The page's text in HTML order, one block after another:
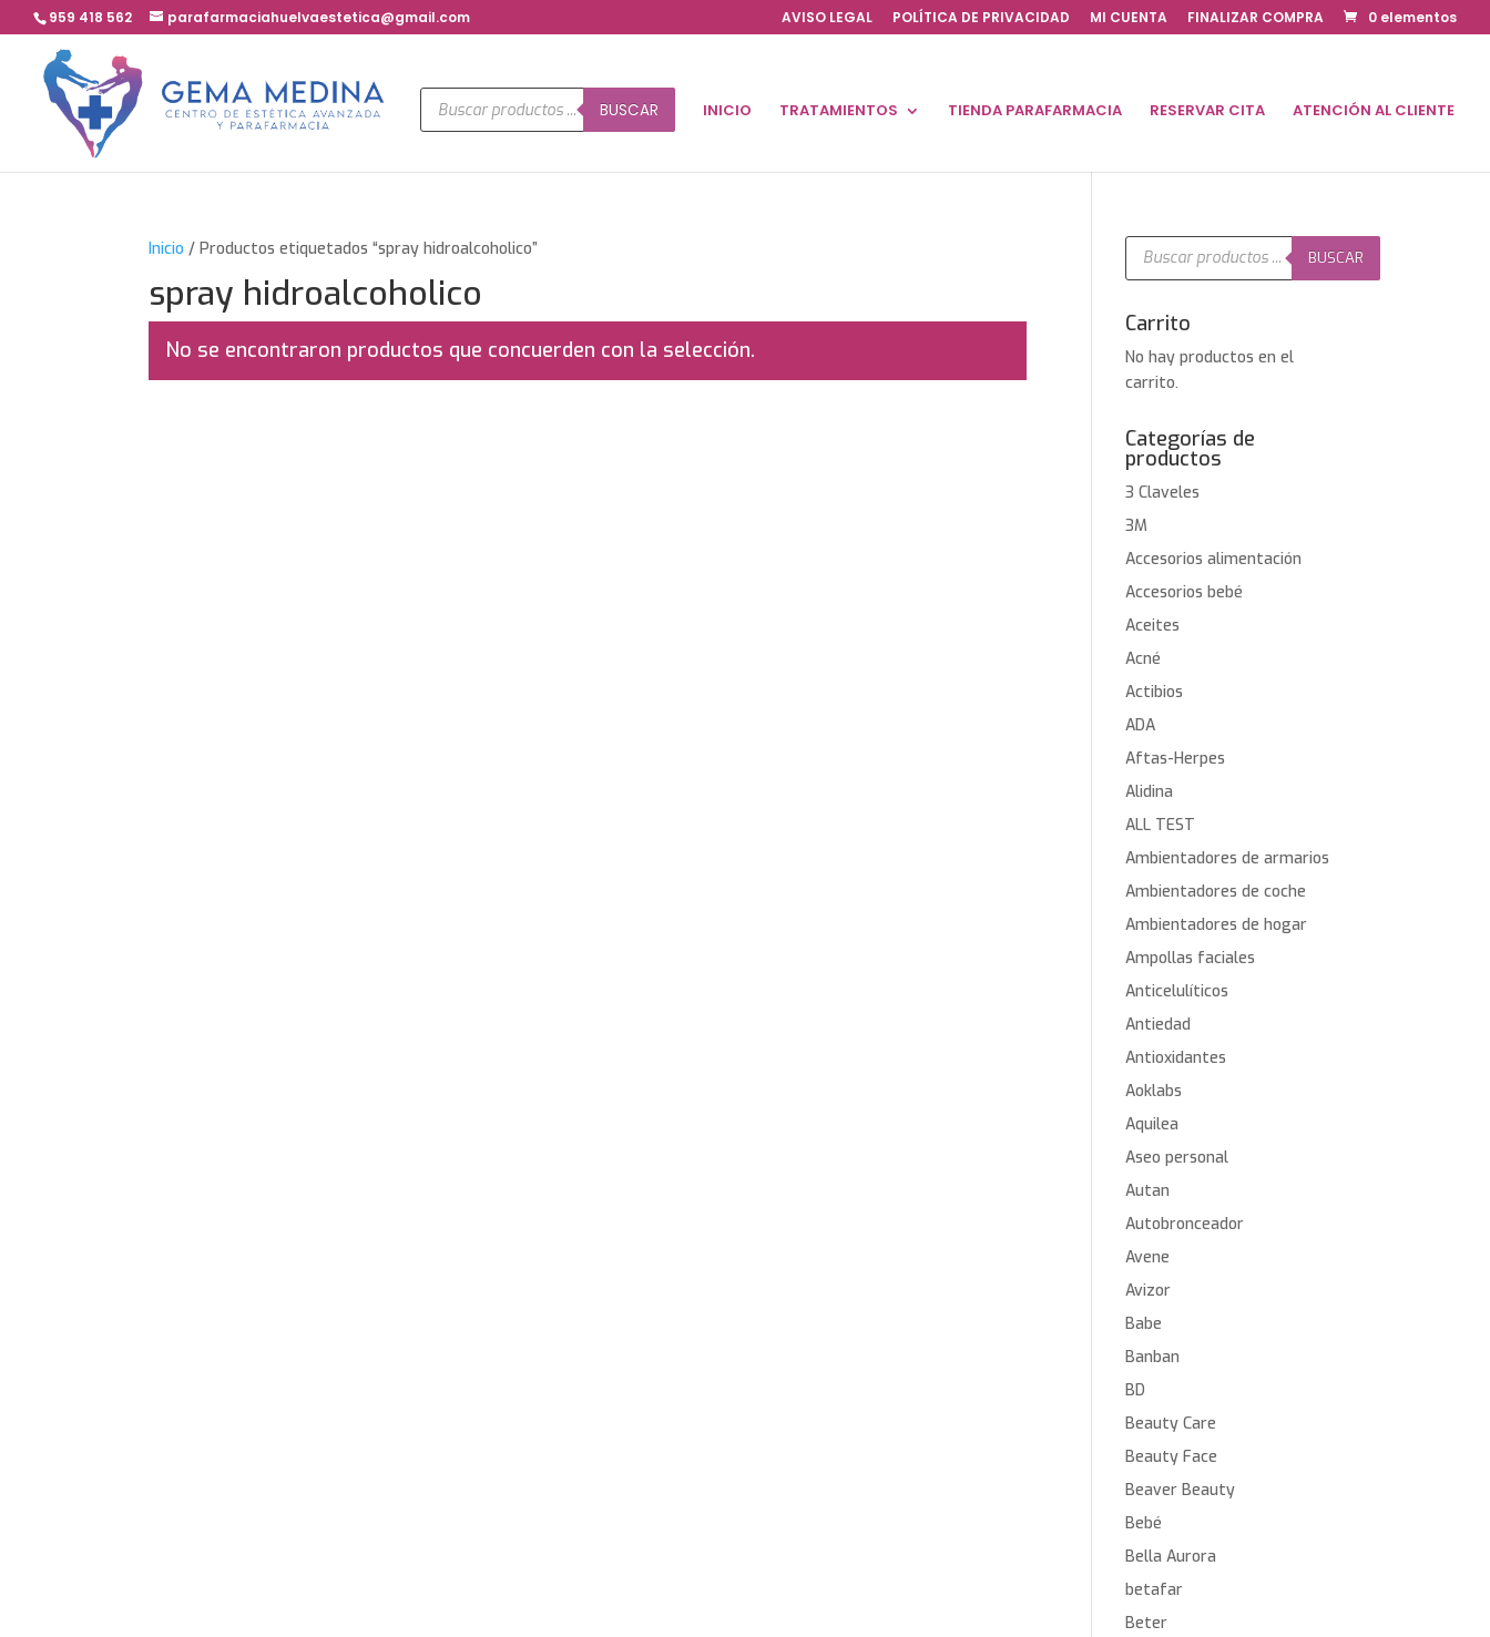
959 418 562 parafarmaciahuelvaestetica@gmail.com AVISO LEGAL POLÍTICA DE PRIVACIDAD MI CUENTA FINALIZAR COMPRA 0 elementos
Búsqueda
de
productos
BUSCAR INICIO TRATAMIENTOS TIENDA PARAFARMACIA RESERVAR CITA ATENCIÓN AL CLIENTE
Inicio / Productos etiquetados “spray hidroalcoholico”
spray hidroalcoholico
No se encontraron productos que concuerden con la selección.
Búsqueda
productos
BUSCAR
Carrito
No hay productos en el
carrito.
Categorías de
productos
3 Claveles
3M
Accesorios alimentación
Accesorios bebé
Aceites
Acné
Actibios
ADA
Aftas-Herpes
Alidina
ALL TEST
Ambientadores de armarios
Ambientadores de coche
Ambientadores de hogar
Ampollas faciales
Anticelulíticos
Antiedad
Antioxidantes
Aoklabs
Aquilea
Aseo personal
Autan
Autobronceador
Avene
Avizor
Babe
Banban
BD
Beauty Care
Beauty Face
Beaver Beauty
Bebé
Bella Aurora
betafar
Beter